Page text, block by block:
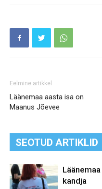
Eelmine artikkel
Läänemaa aasta isa on
Maanus Jõevee
SEOTUD ARTIKLID
kandja